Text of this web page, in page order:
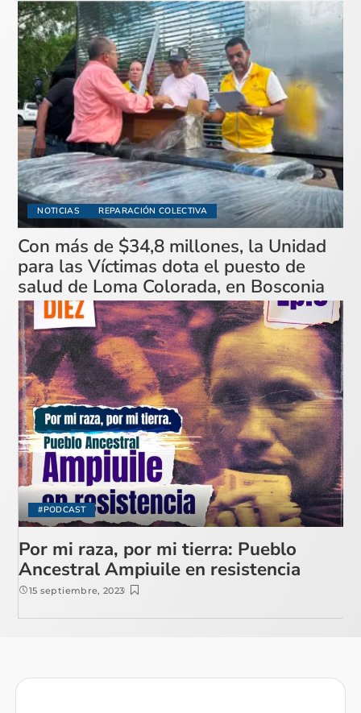
NOTICIAS REPARACIÓN COLECTIVA
Con más de $34,8 millones, la Unidad
para las Víctimas dota el puesto de
salud de Loma Colorada, en Bosconia
#PODCAST
Por mi raza, por mi tierra: Pueblo
Ancestral Ampiuile en resistencia
15 septiembre, 2023